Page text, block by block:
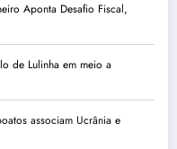
Aponta Desafio Fiscal,
de Lulinha em meio a
associam Ucrânia e